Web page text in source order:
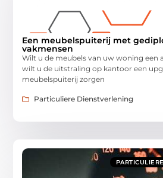
Een meubelspuiterij met
vakmensen
Wilt u de meubels van uw woning een
wilt u de uitstraling op kantoor een
meubelspuiterij zorgen
Particuliere Dienstverlening